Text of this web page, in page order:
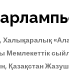
Қазақстан